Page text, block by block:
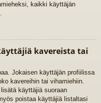
kaikki käyttäjän
kavereista tai
Jokaisen käyttäjän profiilissa
kavereihin tai vihamiehiin.
käyttäjiä suoraan
poistaa käyttäjiä listaltasi